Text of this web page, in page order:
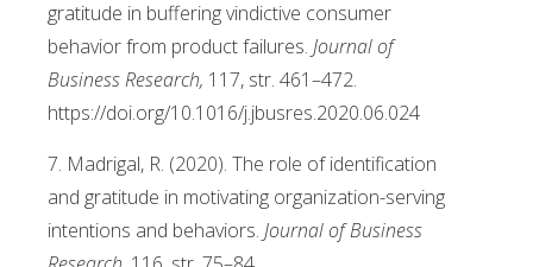
gratitude in buffering vindictive consumer
behavior from product failures. Journal of
Business Research, 117, str. 461–472.
https://doi.org/10.1016/j.jbusres.2020.06.024
7. Madrigal, R. (2020). The role of identification
and gratitude in motivating organization-serving
intentions and behaviors. Journal of Business